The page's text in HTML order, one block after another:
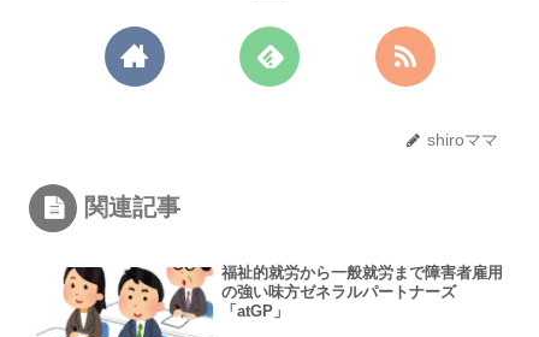
shiroママ
関連記事
福祉的就労から一般就労まで障害者雇用
の強い味方ゼネラルパートナーズ
「atGP」